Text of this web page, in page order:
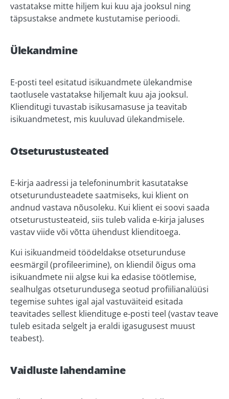
vastatakse mitte hiljem kui kuu aja jooksul ning
täpsustakse andmete kustutamise perioodi.
Ülekandmine
E-posti teel esitatud isikuandmete ülekandmise
taotlusele vastatakse hiljemalt kuu aja jooksul.
Klienditugi tuvastab isikusamasuse ja teavitab
isikuandmetest, mis kuuluvad ülekandmisele.
Otseturustusteated
E-kirja aadressi ja telefoninumbrit kasutatakse
otseturundusteadete saatmiseks, kui klient on
andnud vastava nõusoleku. Kui klient ei soovi saada
otseturustusteateid, siis tuleb valida e-kirja jaluses
vastav viide või võtta ühendust klienditoega.
Kui isikuandmeid töödeldakse otseturunduse
eesmärgil (profileerimine), on kliendil õigus oma
isikuandmete nii algse kui ka edasise töötlemise,
sealhulgas otseturundusega seotud profiilianalüüsi
tegemise suhtes igal ajal vastuväiteid esitada
teavitades sellest kliendituge e-posti teel (vastav teave
tuleb esitada selgelt ja eraldi igasugusest muust
teabest).
Vaidluste lahendamine